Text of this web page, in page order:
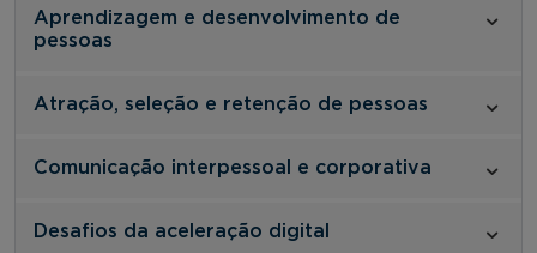
Aprendizagem e desenvolvimento de
pessoas
Atração, seleção e retenção de pessoas
Comunicação interpessoal e corporativa
Desafios da aceleração digital